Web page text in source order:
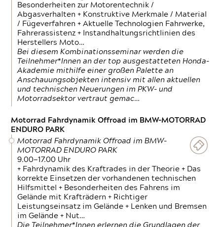
Besonderheiten zur Motorentechnik /
Abgasverhalten + Konstruktive Merkmale / Material
/ Fügeverfahren + Aktuelle Technologien Fahrwerke,
Fahrerassistenz + Instandhaltungsrichtlinien des
Herstellers Moto…
Bei diesem Kombinationsseminar werden die
Teilnehmer*Innen an der top ausgestatteten Honda-
Akademie mithilfe einer großen Palette an
Anschauungsobjekten intensiv mit allen aktuellen
und technischen Neuerungen im PKW- und
Motorradsektor vertraut gemac…
Motorrad Fahrdynamik Offroad im BMW-MOTORRAD
ENDURO PARK
Motorrad Fahrdynamik Offroad im BMW-
MOTORRAD ENDURO PARK
9.00—17.00 Uhr
+ Fahrdynamik des Kraftrades in der Theorie + Das
korrekte Einsetzen der vorhandenen technischen
Hilfsmittel + Besonderheiten des Fahrens im
Gelände mit Krafträdern + Richtiger
Leistungseinsatz im Gelände + Lenken und Bremsen
im Gelände + Nut…
Die Teilnehmer*Innen erlernen die Grundlagen der